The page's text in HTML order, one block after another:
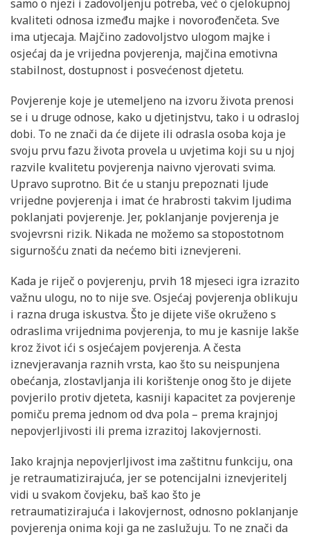
samo o njezi i zadovoljenju potreba, već o cjelokupnoj
kvaliteti odnosa između majke i novorođenčeta. Sve
ima utjecaja. Majčino zadovoljstvo ulogom majke i
osjećaj da je vrijedna povjerenja, majčina emotivna
stabilnost, dostupnost i posvećenost djetetu.
Povjerenje koje je utemeljeno na izvoru života prenosi
se i u druge odnose, kako u djetinjstvu, tako i u odrasloj
dobi. To ne znači da će dijete ili odrasla osoba koja je
svoju prvu fazu života provela u uvjetima koji su u njoj
razvile kvalitetu povjerenja naivno vjerovati svima.
Upravo suprotno. Bit će u stanju prepoznati ljude
vrijedne povjerenja i imat će hrabrosti takvim ljudima
poklanjati povjerenje. Jer, poklanjanje povjerenja je
svojevrsni rizik. Nikada ne možemo sa stopostotnom
sigurnošću znati da nećemo biti iznevjereni.
Kada je riječ o povjerenju, prvih 18 mjeseci igra izrazito
važnu ulogu, no to nije sve. Osjećaj povjerenja oblikuju
i razna druga iskustva. Što je dijete više okruženo s
odraslima vrijednima povjerenja, to mu je kasnije lakše
kroz život ići s osjećajem povjerenja. A česta
iznevjeravanja raznih vrsta, kao što su neispunjena
obećanja, zlostavljanja ili korištenje onog što je dijete
povjerilo protiv djeteta, kasniji kapacitet za povjerenje
pomiču prema jednom od dva pola – prema krajnjoj
nepovjerljivosti ili prema izrazitoj lakovjernosti.
Iako krajnja nepovjerljivost ima zaštitnu funkciju, ona
je retraumatizirajuća, jer se potencijalni iznevjeritelj
vidi u svakom čovjeku, baš kao što je
retraumatizirajuća i lakovjernost, odnosno poklanjanje
povjerenja onima koji ga ne zaslužuju. To ne znači da